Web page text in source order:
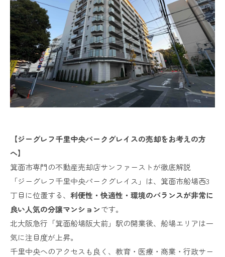
【ジーグレフ千里中央パークグレイスの売却をお考えの方
へ】
箕面市専門の不動産売却店サンファーストが徹底解説
「ジーグレフ千里中央パークグレイス」は、箕面市船場西3
丁目に位置する、 利便性・快適性・環境のバランスが非常に
良い人気の分譲マンションです。
北大阪急行「箕面船場阪大前」駅の開業後、船場エリアは一
気に注目度が上昇。
千里中央へのアクセスも良く、教育・医療・商業・行政サー